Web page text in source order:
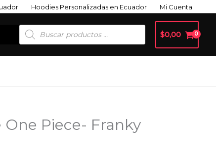
Hoodies Personalizadas en Ecuador Mi Cuenta
Búsqueda
De
Productos
$0,00
Piece- Franky